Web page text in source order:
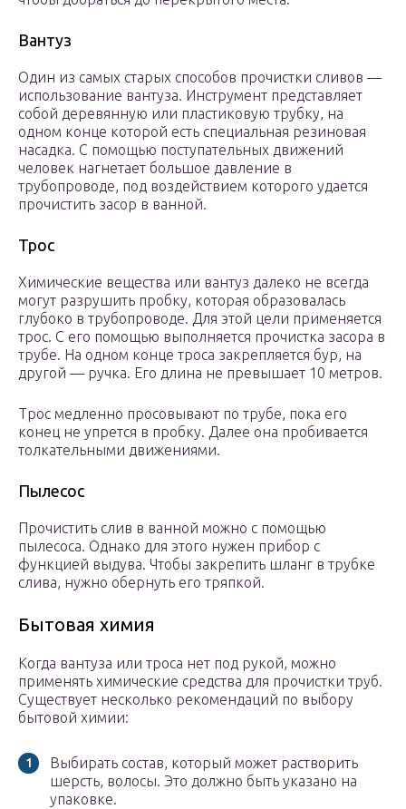
Вантуз
Один из самых старых способов прочистки сливов —
использование вантуза. Инструмент представляет
собой деревянную или пластиковую трубку, на
одном конце которой есть специальная резиновая
насадка. С помощью поступательных движений
человек нагнетает большое давление в
трубопроводе, под воздействием которого удается
прочистить засор в ванной.
Трос
Химические вещества или вантуз далеко не всегда
могут разрушить пробку, которая образовалась
глубоко в трубопроводе. Для этой цели применяется
трос. С его помощью выполняется прочистка засора в
трубе. На одном конце троса закрепляется бур, на
другой — ручка. Его длина не превышает 10 метров.
Трос медленно просовывают по трубе, пока его
конец не упрется в пробку. Далее она пробивается
толкательными движениями.
Пылесос
Прочистить слив в ванной можно с помощью
пылесоса. Однако для этого нужен прибор с
функцией выдува. Чтобы закрепить шланг в трубке
слива, нужно обернуть его тряпкой.
Бытовая химия
Когда вантуза или троса нет под рукой, можно
применять химические средства для прочистки труб.
Существует несколько рекомендаций по выбору
бытовой химии:
Выбирать состав, который может растворить
шерсть, волосы. Это должно быть указано на
упаковке.